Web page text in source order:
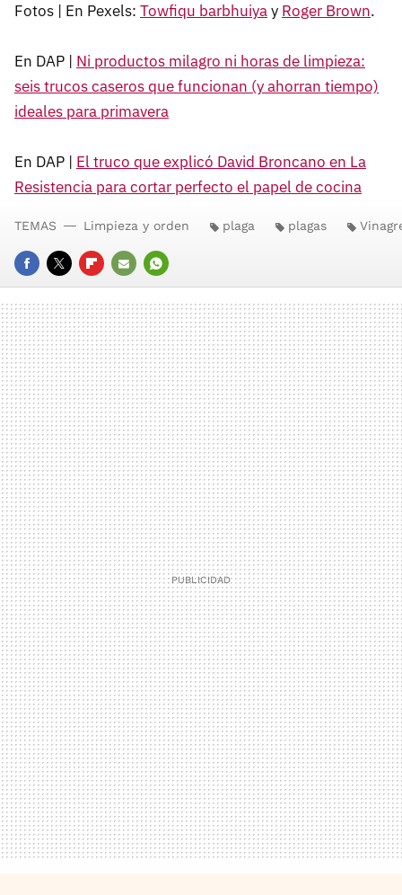
Fotos | En Pexels: Towfiqu barbhuiyay Roger Brown.
En DAP | Ni productos milagro ni horas de limpieza:
seis trucos caseros que funcionan (y ahorran tiempo)
ideales para primavera
En DAP | El truco que explicó David Broncano en La
Resistencia para cortar perfecto el papel de cocina
FACEBOOK
TWITTERFLIPBOARD
E-
MAIL
WHATSAPP
TEMAS Limpieza y orden plaga plagas